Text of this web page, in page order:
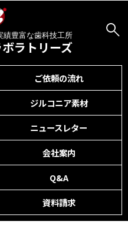
績豊富な歯科技工所
ラトリーズ
ご依頼の流れ
ジルコニア素材
ニュースレター
会社案内
Q&A
資料請求